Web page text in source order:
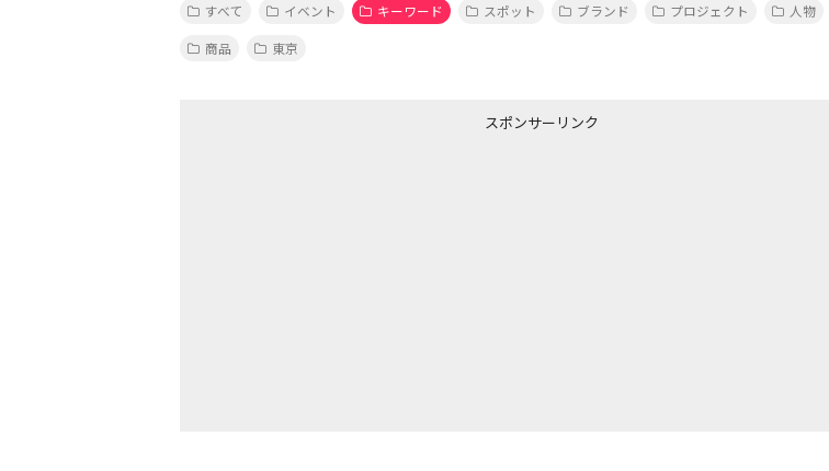
すべて イベント キーワード スポット ブランド プロジェクト 人物
商品
東京
スポンサーリンク